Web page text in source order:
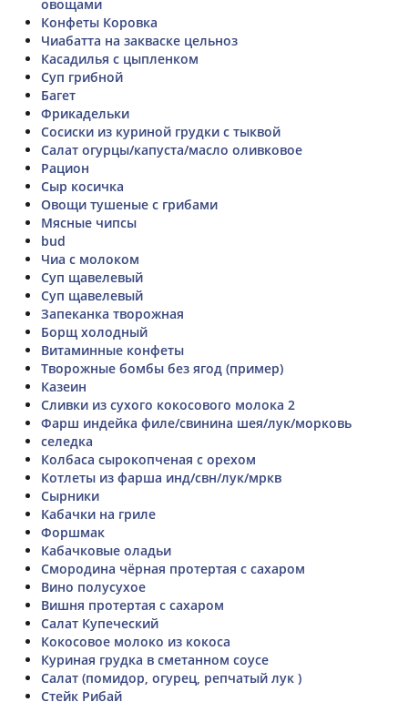
овощами
Конфеты Коровка
Чиабатта на закваске цельноз
Касадилья с цыпленком
Суп грибной
Багет
Фрикадельки
Сосиски из куриной грудки с тыквой
Салат огурцы/капуста/масло оливковое
Рацион
Сыр косичка
Овощи тушеные с грибами
Мясные чипсы
bud
Чиа с молоком
Суп щавелевый
Суп щавелевый
Запеканка творожная
Борщ холодный
Витаминные конфеты
Творожные бомбы без ягод (пример)
Казеин
Сливки из сухого кокосового молока 2
Фарш индейка филе/свинина шея/лук/морковь
селедка
Колбаса сырокопченая с орехом
Котлеты из фарша инд/свн/лук/мркв
Сырники
Кабачки на гриле
Форшмак
Кабачковые оладьи
Смородина чёрная протертая с сахаром
Вино полусухое
Вишня протертая с сахаром
Салат Купеческий
Кокосовое молоко из кокоса
Куриная грудка в сметанном соусе
Салат (помидор, огурец, репчатый лук )
Стейк Рибай